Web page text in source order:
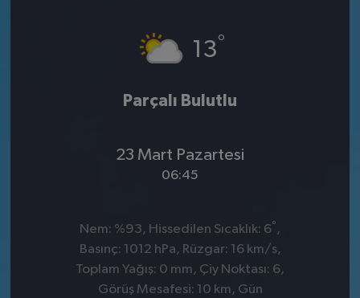
13°
Parçalı Bulutlu
23 Mart Pazartesi
06:45
Nem: %93, Hissedilen Sıcaklık: 6° ,
Basınç: 1012 hPa, Rüzgar: 16 km/s,
Toplam Yağış: 0 mm, Çiy Noktası: 6,
Görüş Mesafesi: 10 km, Gün